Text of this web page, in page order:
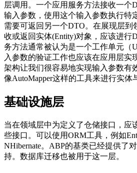
层调用。一个应用服务方法接收一个
输入参数，使用这个输入参数执行特
需要可返回另一个DTO。在展现层到
收或返回实体(Entity)对象，应该进行
务方法通常被认为是一个工作单元（
入参数的验证工作也应该在应用层实
架构让我们很容易地实现输入参数有
像AutoMapper这样的工具来进行实体
基础设施层
当在领域层中为定义了仓储接口，应
些接口。可以使用ORM工具，例如
NHibernate。ABP的基类已经提供了
持。数据库迁移也被用于这一层。